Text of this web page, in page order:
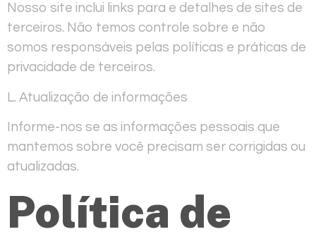
Nosso site inclui links para e detalhes de sites de
terceiros. Não temos controle sobre e não
somos responsáveis pelas políticas e práticas de
privacidade de terceiros.
L. Atualização de informações
Informe-nos se as informações pessoais que
mantemos sobre você precisam ser corrigidas ou
atualizadas.
Política de